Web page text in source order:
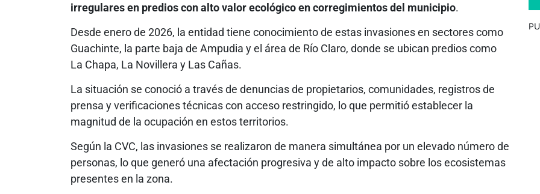
irregulares en predios con alto valor ecológico en corregimientos del municipio.
Desde enero de 2026, la entidad tiene conocimiento de estas invasiones en sectores como
Guachinte, la parte baja de Ampudia y el área de Río Claro, donde se ubican predios como
La Chapa, La Novillera y Las Cañas.
La situación se conoció a través de denuncias de propietarios, comunidades, registros de
prensa y verificaciones técnicas con acceso restringido, lo que permitió establecer la
magnitud de la ocupación en estos territorios.
Según la CVC, las invasiones se realizaron de manera simultánea por un elevado número de
personas, lo que generó una afectación progresiva y de alto impacto sobre los ecosistemas
presentes en la zona.